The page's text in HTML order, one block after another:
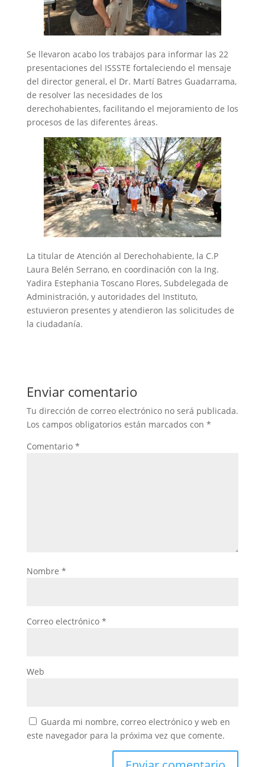
Se llevaron acabo los trabajos para informar las 22
presentaciones del ISSSTE fortaleciendo el mensaje
del director general, el Dr. Martí Batres Guadarrama,
de resolver las necesidades de los
derechohabientes, facilitando el mejoramiento de los
procesos de las diferentes áreas.
La titular de Atención al Derechohabiente, la C.P
Laura Belén Serrano, en coordinación con la Ing.
Yadira Estephania Toscano Flores, Subdelegada de
Administración, y autoridades del Instituto,
estuvieron presentes y atendieron las solicitudes de
la ciudadanía.
Enviar comentario
Tu dirección de correo electrónico no será publicada.
Los campos obligatorios están marcados con *
Comentario *
Nombre *
Correo electrónico *
Web
Guarda mi nombre, correo electrónico y web en
este navegador para la próxima vez que comente.